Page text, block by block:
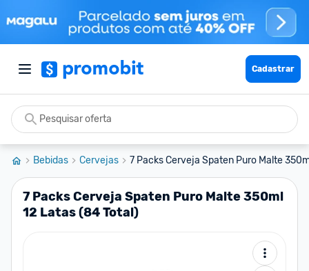
Cadastrar
Bebidas Cervejas 7 Packs Cerveja Spaten Puro Malte
7 Packs Cerveja Spaten Puro Malte 350ml
12 Latas (84 Total)